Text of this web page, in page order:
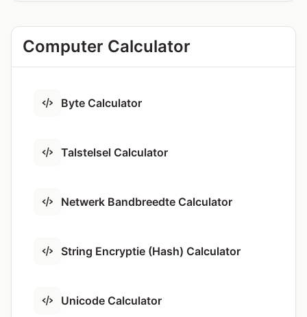
Computer Calculator
Byte Calculator
Talstelsel Calculator
Netwerk Bandbreedte Calculator
String Encryptie (Hash) Calculator
Unicode Calculator